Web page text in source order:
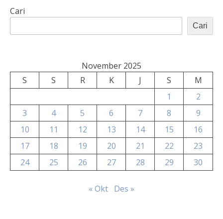
Cari
Cari
November 2025
S
S R K J S
M
1
2
3
4 5 6 7 8
9
10
11 12 13 14 15
16
17
18 19 20 21 22
23
24
25 26 27 28 29 30
« Okt Des »